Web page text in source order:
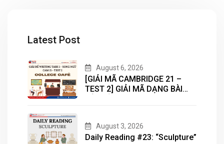
Latest Post
August 6, 2026
[GIẢI MÃ CAMBRIDGE 21 –
TEST 2] GIẢI MÃ DẠNG BÀI
August 3, 2026
Daily Reading #23: “Sculpture”